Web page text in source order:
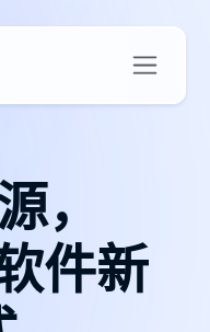
，
件新